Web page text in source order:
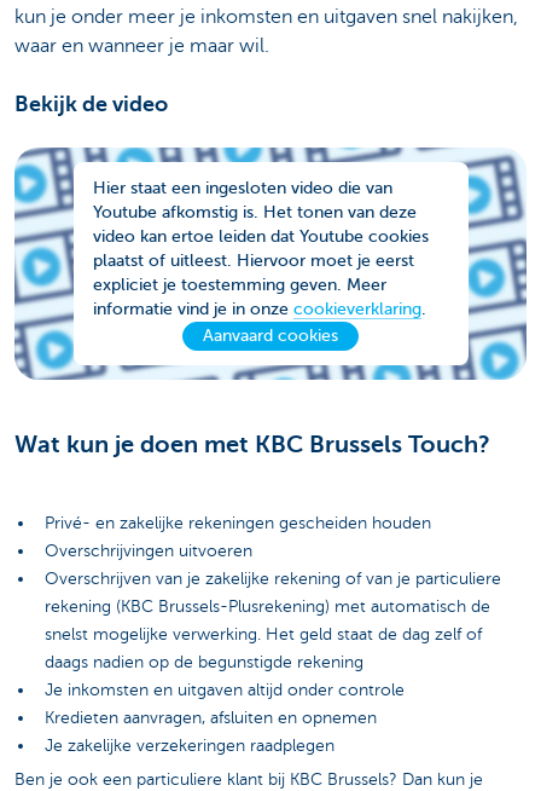
kun je onder meer je inkomsten en uitgaven snel nakijken,
waar en wanneer je maar wil.
Bekijk de video
Hier staat een ingesloten video die van
Youtube afkomstig is. Het tonen van deze
video kan ertoe leiden dat Youtube cookies
plaatst of uitleest. Hiervoor moet je eerst
expliciet je toestemming geven. Meer
informatie vind je in onze cookieverklaring.
Aanvaard cookies
Wat kun je doen met KBC Brussels Touch?
Privé- en zakelijke rekeningen gescheiden houden
Overschrijvingen uitvoeren
Overschrijven van je zakelijke rekening of van je particuliere
rekening (KBC Brussels-Plusrekening) met automatisch de
snelst mogelijke verwerking. Het geld staat de dag zelf of
daags nadien op de begunstigde rekening
Je inkomsten en uitgaven altijd onder controle
Kredieten aanvragen, afsluiten en opnemen
Je zakelijke verzekeringen raadplegen
Ben je ook een particuliere klant bij KBC Brussels? Dan kun je